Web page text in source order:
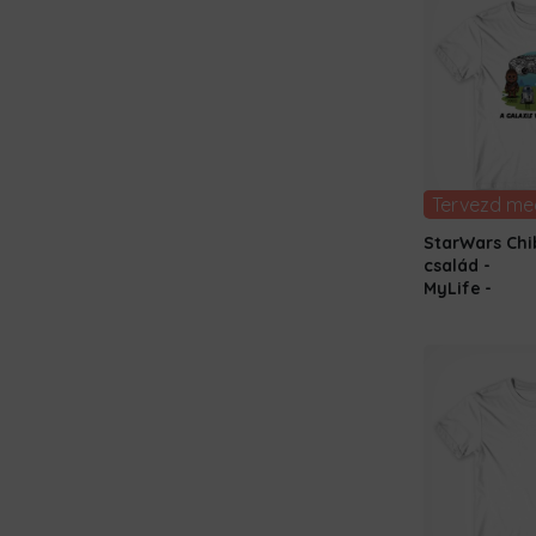
Tervezd
StarWars
család -
MyLife